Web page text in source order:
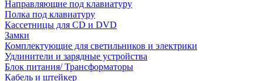
Направляющие под клавиатуру
Полка под клавиатуру
Кассетницы для CD и DVD
Замки
Комплектующие для светильников и электрики
Удлинители и зарядные устройства
Блок питания/ Трансформаторы
Кабель и штейкер